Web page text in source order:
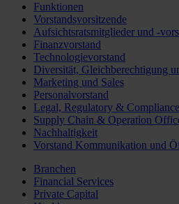
Funktionen
Vorstandsvorsitzende
Aufsichtsratsmitglieder und -
Finanzvorstand
Technologievorstand
Diversität, Gleichberechtigung
Marketing und Sales
Personalvorstand
Legal, Regulatory &
Supply Chain & Operation
Nachhaltigkeit
Vorstand Kommunikation und
Branchen
Financial Services
Private Capital